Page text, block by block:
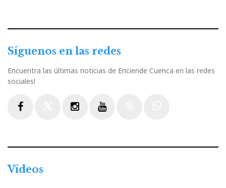
Síguenos en las redes
Encuentra las últimas noticias de Enciende Cuenca en las redes
sociales!
Vídeos